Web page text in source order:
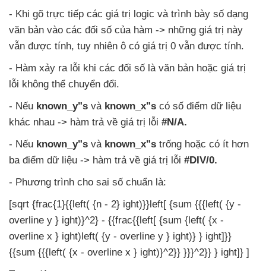
- Khi gõ trực tiếp các giá trị logic và trình bày số dạng
văn bản vào các đối số của hàm -> những giá trị này
vẫn được tính, tuy nhiên ô có giá trị 0 vẫn được tính.
- Hàm xảy ra lỗi khi các đối số là văn bản hoặc giá trị
lỗi không thể chuyển đổi.
- Nếu known_y"s và known_x"s có số điểm dữ liệu
khác nhau -> hàm trả về giá trị lỗi #N/A.
- Nếu known_y"s và known_x"s trống hoặc có ít hơn
ba điểm dữ liệu -> hàm trả về giá trị lỗi #DIV/0.
- Phương trình cho sai số chuẩn là:
[sqrt {frac{1}{{left( {n - 2} ight)}}left[ {sum {{{left( {y -
overline y } ight)}^2} - {{frac{{left[ {sum {left( {x -
overline x } ight)left( {y - overline y } ight)} } ight]}}
{{sum {{{left( {x - overline x } ight)}^2}} }}}^2}} } ight]} ]